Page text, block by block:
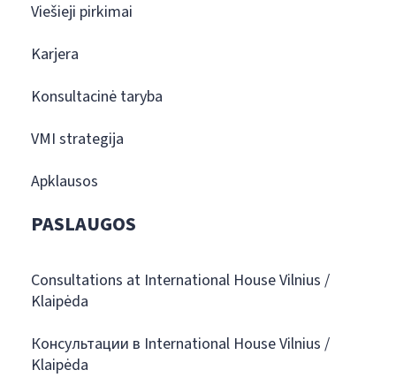
Viešieji pirkimai
Karjera
Konsultacinė taryba
VMI strategija
Apklausos
PASLAUGOS
Consultations at International House Vilnius /
Klaipėda
Консультации в International House Vilnius /
Klaipėda